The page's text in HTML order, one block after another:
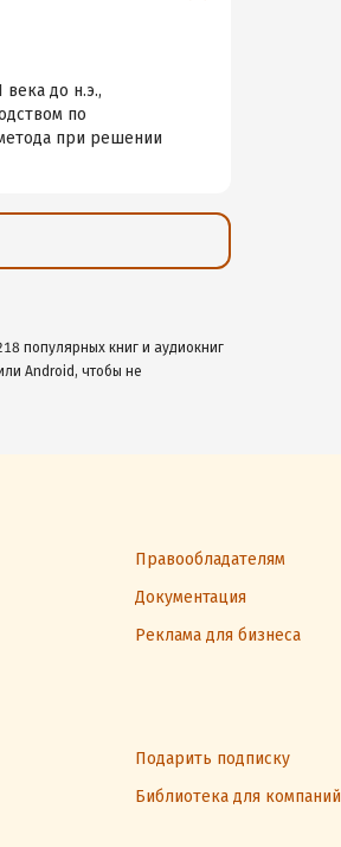
до н.э.,
по
при решении
популярных книг и аудиокниг
Android, чтобы не
Правообладателям
Документация
Реклама для бизнеса
Подарить подписку
Библиотека для компаний